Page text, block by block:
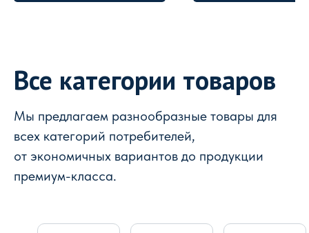
Все категории товаров
Мы предлагаем разнообразные товары для
всех категорий потребителей,
от экономичных вариантов до продукции
премиум-класса.